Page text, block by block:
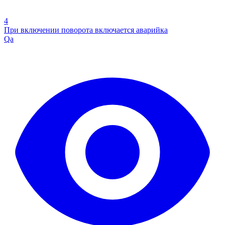
4
При включении поворота включается аварийка
Qa